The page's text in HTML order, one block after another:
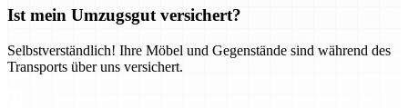
Ist mein Umzugsgut versichert?
Selbstverständlich! Ihre Möbel und Gegenstände sind während des
Transports über uns versichert.